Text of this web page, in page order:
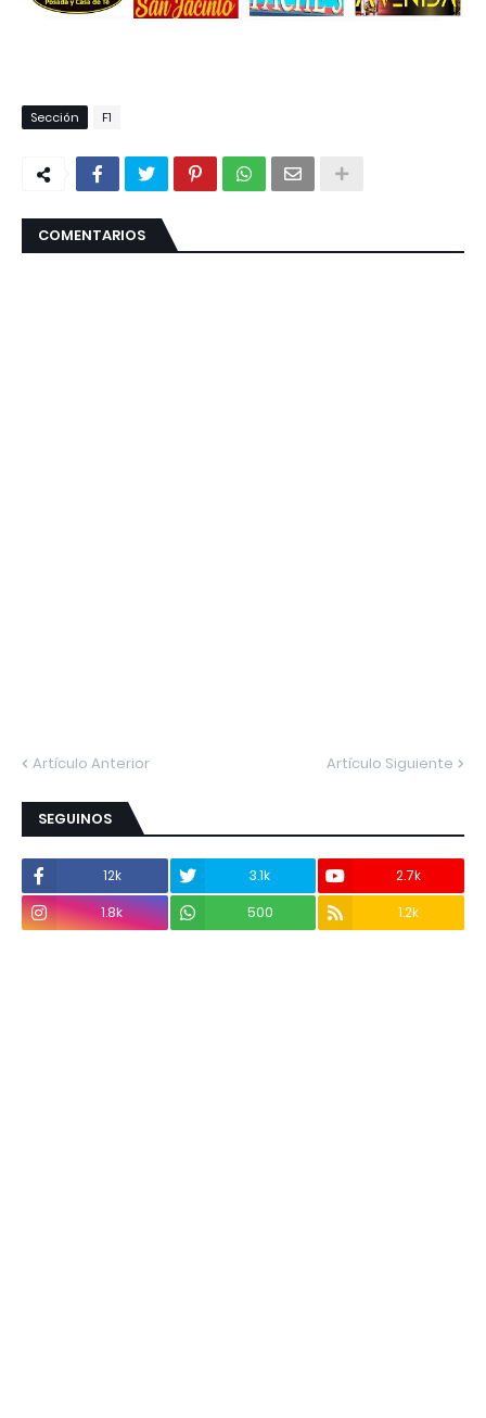
Sección F1
COMENTARIOS
Artículo Anterior Artículo Siguiente
SEGUINOS
12k 3.1k
2.7k
1.8k
500 1.2k